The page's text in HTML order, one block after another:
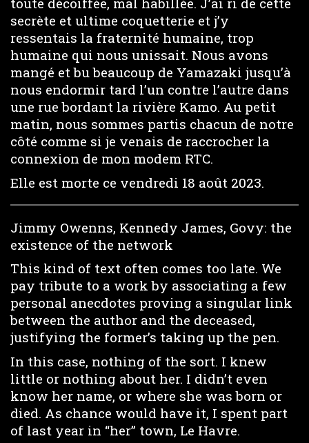
secrète et ultime coquetterie et j’y
ressentais la fraternité humaine, trop
humaine qui nous unissait. Nous avons
mangé et bu beaucoup de Yamazaki jusqu’à
nous endormir tard l’un contre l’autre dans
une rue bordant la rivière Kamo. Au petit
matin, nous sommes partis chacun de notre
côté comme si je venais de raccrocher la
connexion de mon modem RTC.
Elle est morte ce vendredi 18 août 2023.
Jimmy Owenns, Kennedy James, Govy: the
existence of the network
This kind of text often comes too late. We
pay tribute to a work by associating a few
personal anecdotes proving a singular link
between the author and the deceased,
justifying the former’s taking up the pen.
In this case, nothing of the sort. I knew
little or nothing about her. I didn’t even
know her name, or where she was born or
died. As chance would have it, I spent part
of last year in “her” town, Le Havre.